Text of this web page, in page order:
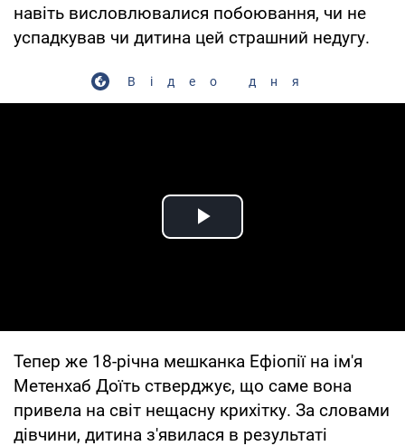
навіть висловлювалися побоювання, чи не
успадкував чи дитина цей страшний недугу.
Відео дня
Play Video
Тепер же 18-річна мешканка Ефіопії на ім'я
Метенхаб Доїть стверджує, що саме вона
привела на світ нещасну крихітку. За словами
дівчини, дитина з'явилася в результаті